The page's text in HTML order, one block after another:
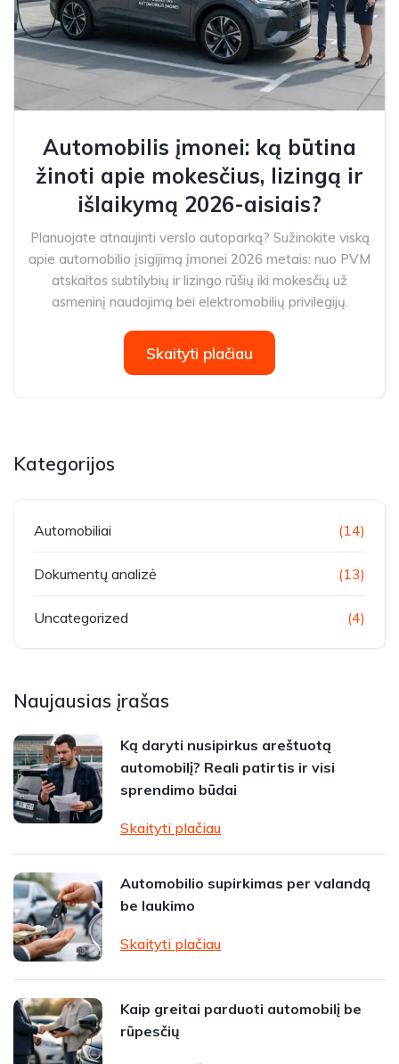
Automobilis įmonei: ką būtina
žinoti apie mokesčius, lizingą ir
išlaikymą 2026-aisiais?
Planuojate atnaujinti verslo autoparką? Sužinokite viską
apie automobilio įsigijimą įmonei 2026 metais: nuo PVM
atskaitos subtilybių ir lizingo rūšių iki mokesčių už
asmeninį naudojimą bei elektromobilių privilegijų.
Skaityti plačiau
Kategorijos
Automobiliai (14)
Dokumentų analizė (13)
Uncategorized (4)
Naujausias įrašas
Ką daryti nusipirkus areštuotą
automobilį? Reali patirtis ir visi
sprendimo būdai
Skaityti plačiau
Automobilio supirkimas per valandą
be laukimo
Skaityti plačiau
Kaip greitai parduoti automobilį be
rūpesčių